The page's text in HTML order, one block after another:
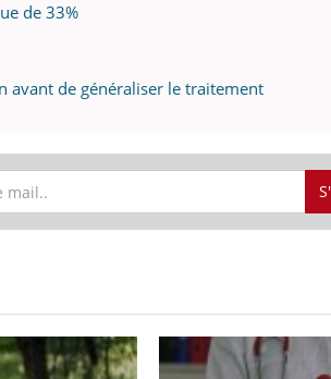
de 33%
avant de généraliser le traitement